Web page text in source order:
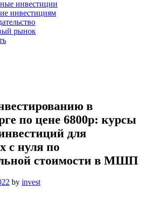
инвестиции
инвестициям
рынок
в
по цене 6800р: курсы
для
с нуля по
стоимости в МШП
by invest